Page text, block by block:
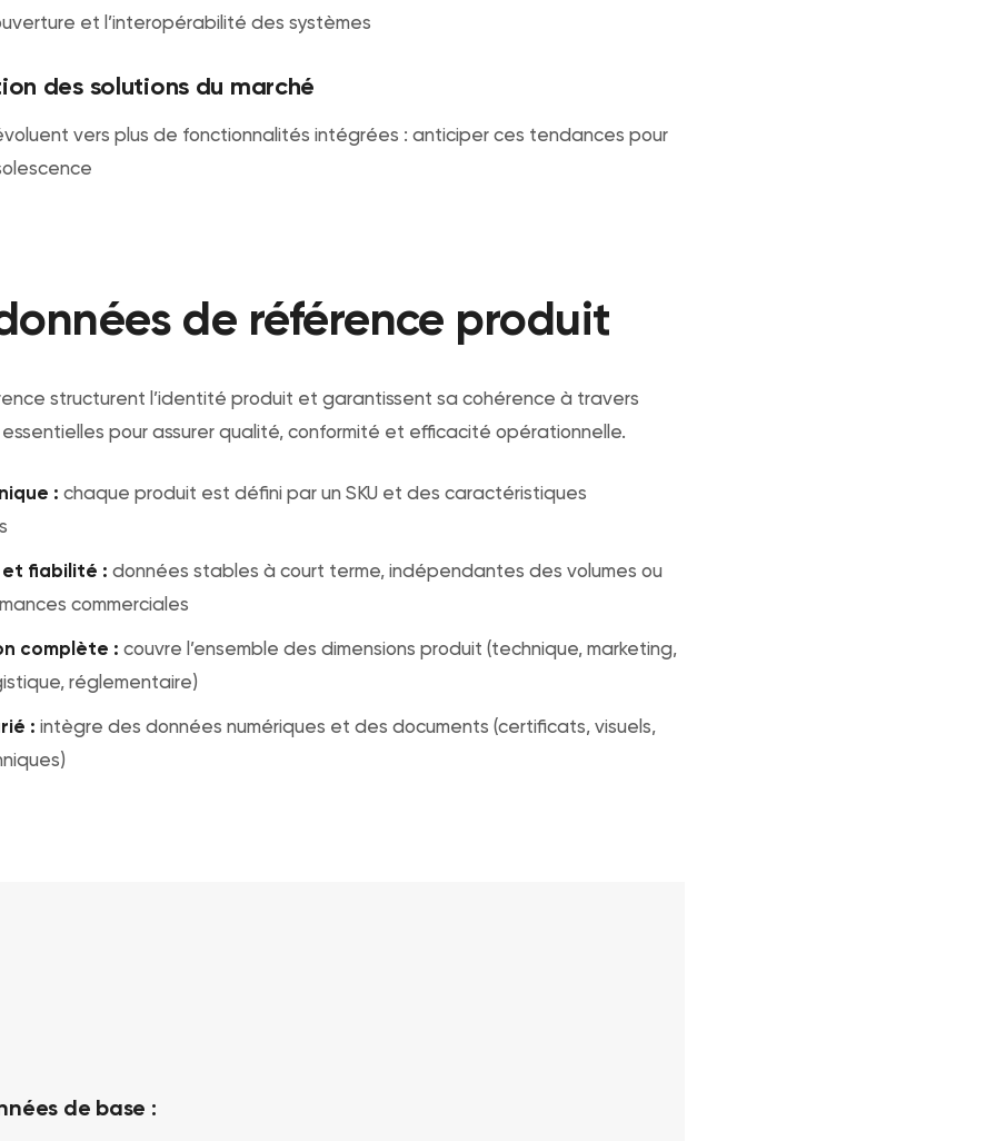
et l’interopérabilité des systèmes
des solutions du marché
vers plus de fonctionnalités intégrées : anticiper ces tendances pour
de référence produit
structurent l’identité produit et garantissent sa cohérence à travers
essentielles pour assurer qualité, conformité et efficacité opérationnelle.
: chaque produit est défini par un SKU et des caractéristiques
fiabilité : données stables à court terme, indépendantes des volumes ou
commerciales
complète : couvre l’ensemble des dimensions produit (technique, marketing,
réglementaire)
: intègre des données numériques et des documents (certificats, visuels,
de base :